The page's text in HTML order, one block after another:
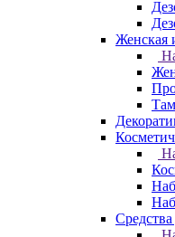
Женская